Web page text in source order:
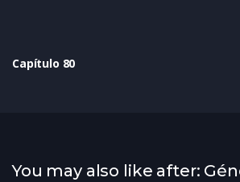
Capítulo 80
You may also like after: